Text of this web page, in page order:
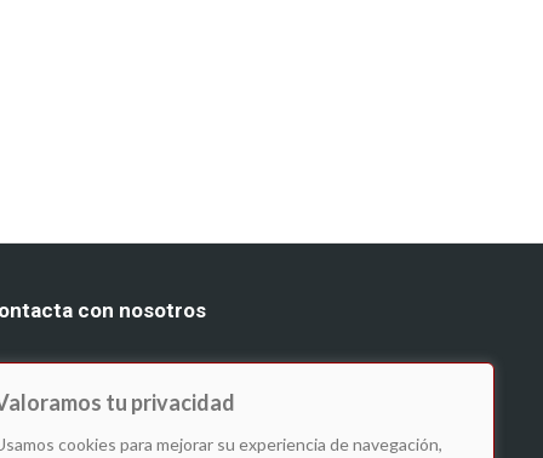
tu privacidad
cookies para mejorar su experiencia de navegación,
con nosotros